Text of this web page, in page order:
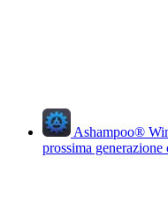
Ashampoo®
prossima